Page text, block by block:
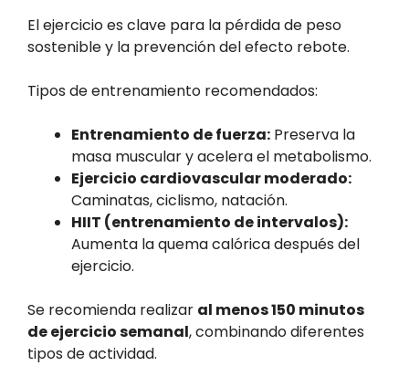
El ejercicio es clave para la pérdida de peso
sostenible y la prevención del efecto rebote.
Tipos de entrenamiento recomendados:
Entrenamiento de fuerza: Preserva la
masa muscular y acelera el metabolismo.
Ejercicio cardiovascular moderado:
Caminatas, ciclismo, natación.
HIIT (entrenamiento de intervalos):
Aumenta la quema calórica después del
ejercicio.
Se recomienda realizar al menos 150 minutos
de ejercicio semanal, combinando diferentes
tipos de actividad.